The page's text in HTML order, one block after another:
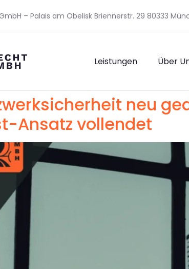
– Palais am Obelisk Briennerstr. 29 80333
Leistungen Über
neu
Ansatz vollendet